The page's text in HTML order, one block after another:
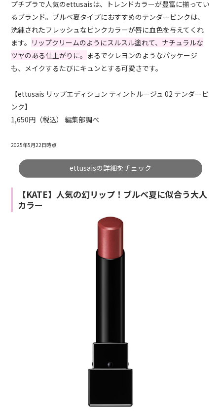
プチプラで人気のettusaisは、トレンドカラーが豊富に揃ってい
るブランド。ブルベ夏タイプにおすすめのテンダーピンクは、
洗練されたフレッシュなピンクカラーが唇に血色を与えてくれ
ます。 リップクリームのようにスルスル塗れて、ナチュラルな
ツヤのある仕上がりに。 まるでクレヨンのようなパッケージ
も、メイクするたびにキュンとする可愛さです。
【ettusais リップエディション ティントルージュ 02 テンダーピ
ンク】
1,650円（税込） 編集部調べ
2025年5月22日時点
ettusaisの詳細をチェック
【KATE】人気の幻リップ！ブルベ夏に似合う大人
カラー